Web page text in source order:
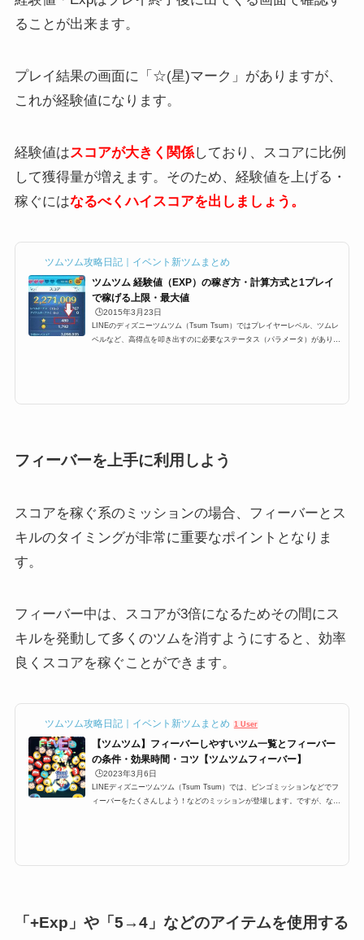
ることが出来ます。
プレイ結果の画面に「☆(星)マーク」がありますが、
これが経験値になります。
経験値はスコアが大きく関係しており、スコアに比例
して獲得量が増えます。そのため、経験値を上げる・
稼ぐにはなるべくハイスコアを出しましょう。
ツムツム攻略日記｜イベント新ツムまとめ
ツムツム 経験値（EXP）の稼ぎ方・計算方式と1プレイ
で稼げる上限・最大値
🕒️2015年3月23日
LINEのディズニーツムツム（Tsum Tsum）ではプレイヤーレベル、ツムレ
ベルなど、高得点を叩き出すのに必要なステータス（パラメータ）がありま
フィーバーを上手に利用しよう
スコアを稼ぐ系のミッションの場合、フィーバーとス
キルのタイミングが非常に重要なポイントとなりま
す。
フィーバー中は、スコアが3倍になるためその間にス
キルを発動して多くのツムを消すようにすると、効率
良くスコアを稼ぐことができます。
ツムツム攻略日記｜イベント新ツムまとめ 1 User
【ツムツム】フィーバーしやすいツム一覧とフィーバー
の条件・効果時間・コツ【ツムツムフィーバー】
🕒️2023年3月6日
LINEディズニーツムツム（Tsum Tsum）では、ビンゴミッションなどでフ
ィーバーをたくさんしよう！などのミッションが登場します。ですが、なか
「+Exp」や「5→4」などのアイテムを使用する